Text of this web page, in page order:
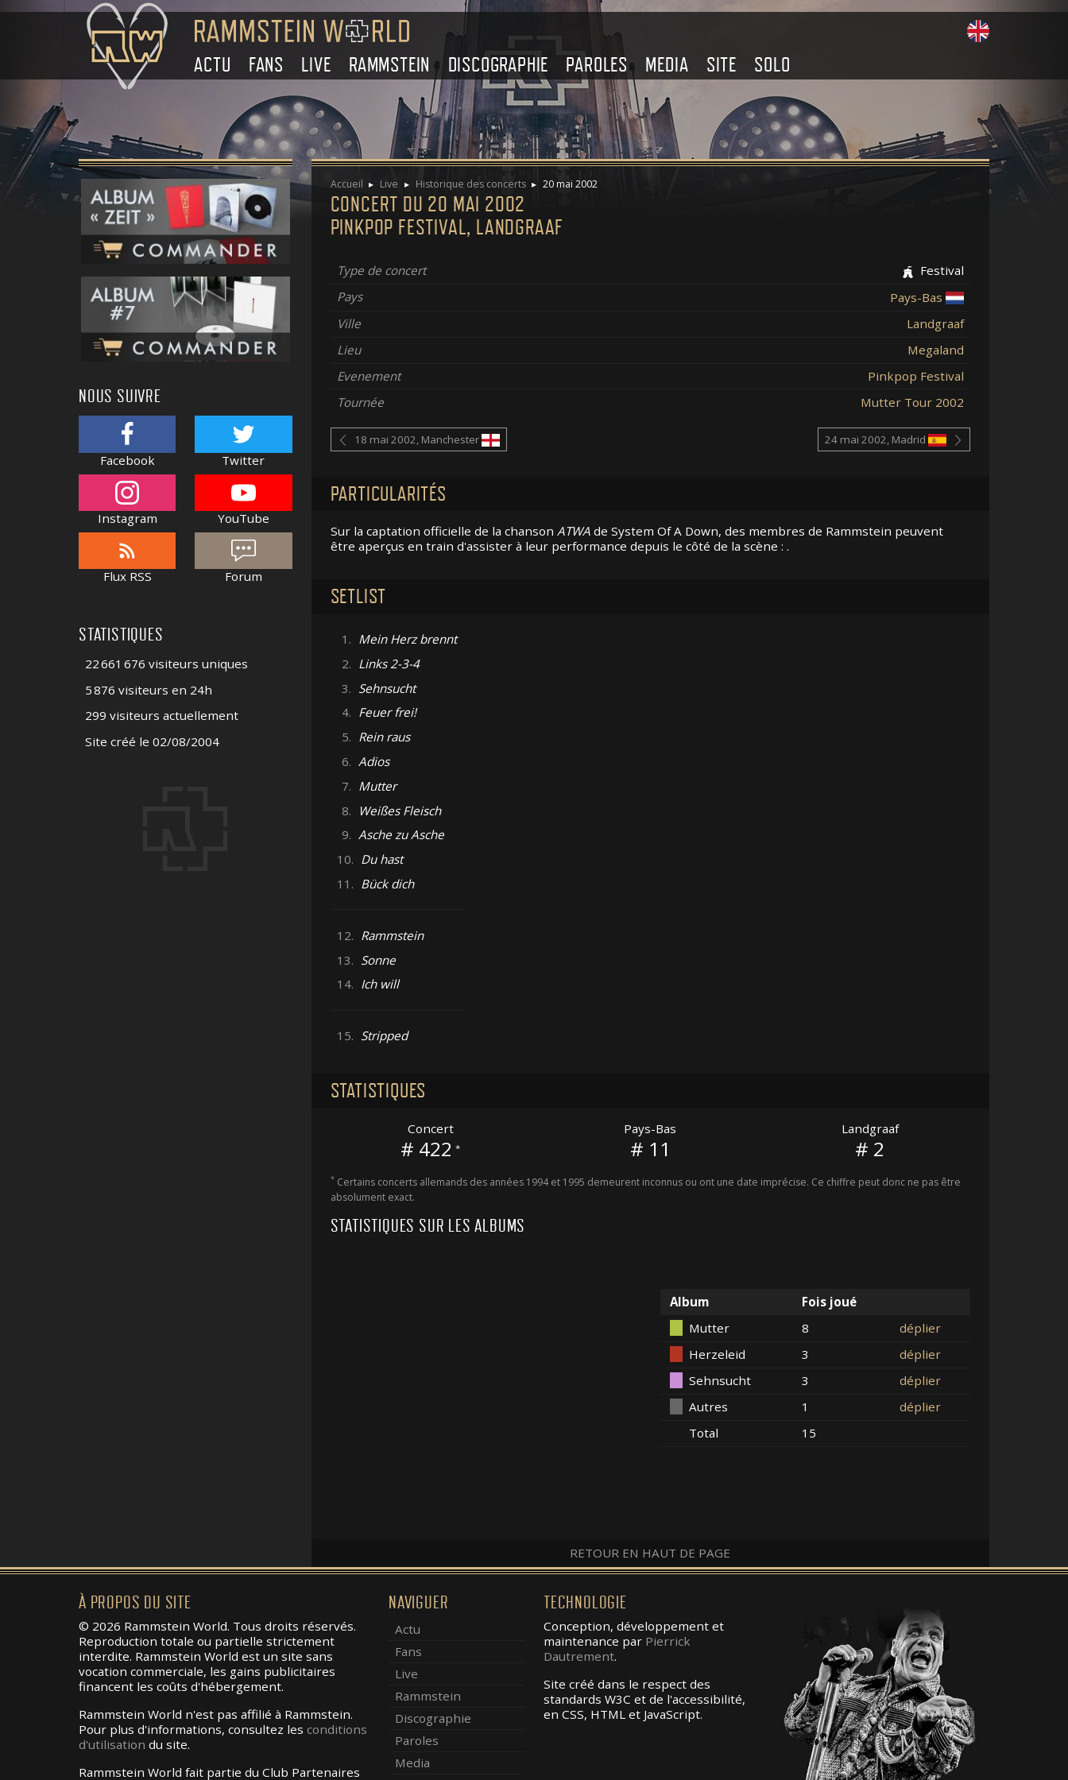
ACTU FANS LIVE RAMMSTEIN DISCOGRAPHIE PAROLES MEDIA SITE SOLO
Accueil Live Historique des concerts 20 mai 2002
CONCERT DU 20 MAI 2002
PINKPOP FESTIVAL, LANDGRAAF
Type de concert
Festival
Pays
Pays-Bas
Ville
Landgraaf
Lieu
Megaland
Evenement
Pinkpop Festival
Tournée
Mutter Tour 2002
18 mai 2002, Manchester 24 mai 2002, Madrid
PARTICULARITÉS
Sur la captation officielle de la chanson ATWAde System Of A Down, des membres de Rammstein peuvent
être aperçus en train d'assister à leur performance depuis le côté de la scène : .
SETLIST
1. Mein Herz brennt
2. Links 2-3-4
3. Sehnsucht
4. Feuer frei!
5. Rein raus
6. Adios
7. Mutter
8.
Weißes Fleisch
9. Asche zu Asche
10. Du hast
11. Bück dich
12. Rammstein
13. Sonne
14. Ich will
15. Stripped
STATISTIQUES
Concert
# 422 *
Pays-Bas
# 11
Landgraaf
# 2
*Certains concerts allemands des années 1994 et 1995 demeurent inconnus ou ont une date imprécise. Ce chiffre peut donc ne pas être
absolument exact.
STATISTIQUES SUR LES ALBUMS
Album
Fois joué
Mutter
8
déplier
Herzeleid
3
déplier
Sehnsucht
3
déplier
Autres
1
déplier
Total
15
RETOUR EN HAUT DE PAGE
NOUS SUIVRE
Facebook Twitter
Instagram YouTube
Flux RSS Forum
STATISTIQUES
22 661 676 visiteurs uniques
5 876 visiteurs en 24h
299 visiteurs actuellement
Site créé le 02/08/2004
À PROPOS DU SITE
© 2026 Rammstein World. Tous droits réservés.
Reproduction totale ou partielle strictement
interdite. Rammstein World est un site sans
vocation commerciale, les gains publicitaires
financent les coûts d'hébergement.
Rammstein World n'est pas affilié à Rammstein.
Pour plus d'informations, consultez les conditions
d'utilisation du site.
Rammstein World fait partie du Club Partenaires
NAVIGUER
Actu
Fans
Live
Rammstein
Discographie
Paroles
Media
TECHNOLOGIE
Conception, développement et
maintenance par Pierrick
Dautrement.
Site créé dans le respect des
standards W3C et de l'accessibilité,
en CSS, HTML et JavaScript.